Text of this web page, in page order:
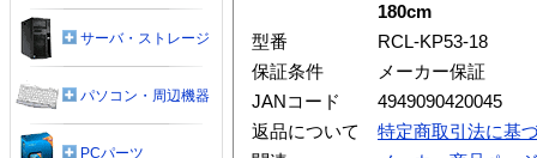
180cm
型番
RCL-KP53-18
保証条件
メーカー保証
JANコード
4949090420045
返品について
特定商取引法に基
サーバ・ストレージ
パソコン・周辺機器
PCパーツ